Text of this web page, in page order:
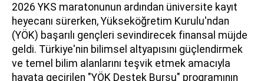
2026 YKS maratonunun ardından üniversite kayıt
heyecanı sürerken, Yükseköğretim Kurulu'ndan
(YÖK) başarılı gençleri sevindirecek finansal müjde
geldi. Türkiye'nin bilimsel altyapısını güçlendirmek
ve temel bilim alanlarını teşvik etmek amacıyla
hayata geçirilen "YÖK Destek Bursu" programının